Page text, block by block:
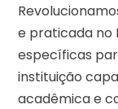
e praticada no
específicas
instituição
acadêmica e